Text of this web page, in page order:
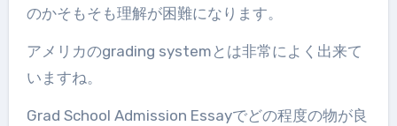
のかそもそも理解が困難になります。
アメリカのgrading systemとは非常によく出来て
いますね。
Grad School Admission Essayでどの程度の物が良